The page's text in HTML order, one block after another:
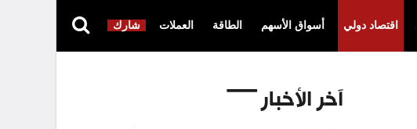
اقتصاد دولي أسواق الأسهم الطاقة العملات شارك
آخر الأخبار